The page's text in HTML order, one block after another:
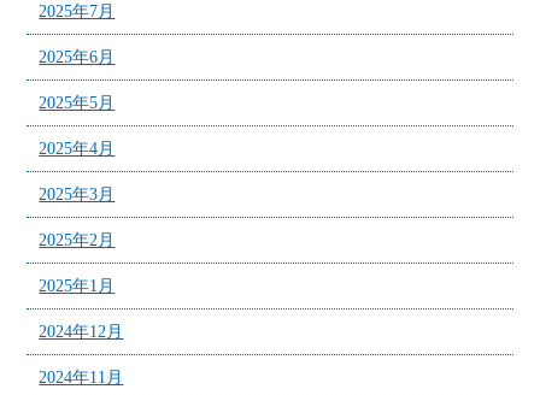
2025年7月
2025年6月
2025年5月
2025年4月
2025年3月
2025年2月
2025年1月
2024年12月
2024年11月